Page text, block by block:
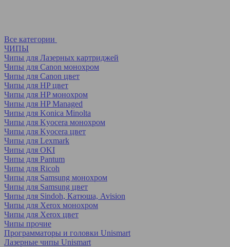
Все категории
ЧИПЫ
Чипы для Лазерных картриджей
Чипы для Canon монохром
Чипы для Canon цвет
Чипы для HP цвет
Чипы для HP монохром
Чипы для HP Managed
Чипы для Konica Minolta
Чипы для Kyocera монохром
Чипы для Kyocera цвет
Чипы для Lexmark
Чипы для OKI
Чипы для Pantum
Чипы для Ricoh
Чипы для Samsung монохром
Чипы для Samsung цвет
Чипы для Sindoh, Катюша, Avision
Чипы для Xerox монохром
Чипы для Xerox цвет
Чипы прочие
Программаторы и головки Unismart
Лазерные чипы Unismart